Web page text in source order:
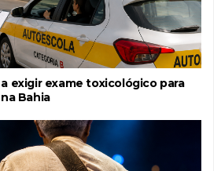
a exigir exame toxicológico para
Bahia